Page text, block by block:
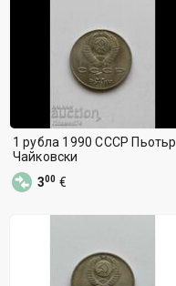
1 рубла 1990 СССР Пьотьр
Чайковски
300 €